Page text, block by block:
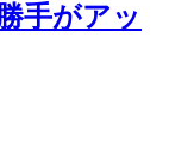
手がアッ